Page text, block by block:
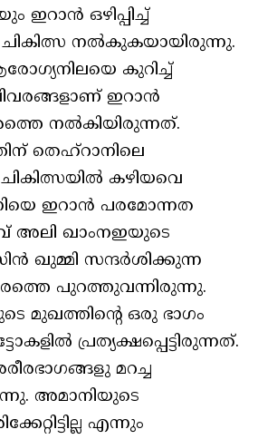
ഒഴിപ്പിച്ച്
ചികിത്സ നല്‍കുകയായിരുന്നു.
കുറിച്ച്
ഇറാന്‍
നല്‍കിയിരുന്നത്.
തെഹ്‌റാനിലെ
കഴിയവെ
ഇറാന്‍ പരമോന്നത
അലി ഖാംനഇയുടെ
ഖുമ്മി സന്ദര്‍ശിക്കുന്ന
പുറത്തുവന്നിരുന്നു.
മുഖത്തിന്റെ ഒരു ഭാഗം
പ്രത്യക്ഷപ്പെട്ടിരുന്നത്.
മറച്ച
അമാനിയുടെ
എന്നും